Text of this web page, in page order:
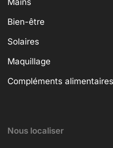
Bien-être
Solaires
Maquillage
Compléments alimentaires
Nous localiser